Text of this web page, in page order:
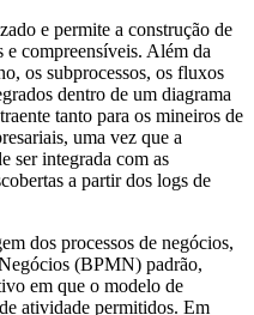
e permite a construção de
e compreensíveis. Além da
os subprocessos, os fluxos
dentro de um diagrama
tanto para os mineiros de
uma vez que a
ser integrada com as
a partir dos logs de
dos processos de negócios,
(BPMN) padrão,
em que o modelo de
atividade permitidos. Em